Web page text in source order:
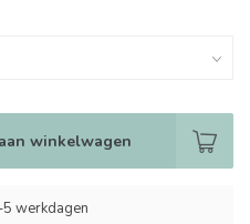
winkelwagen
werkdagen